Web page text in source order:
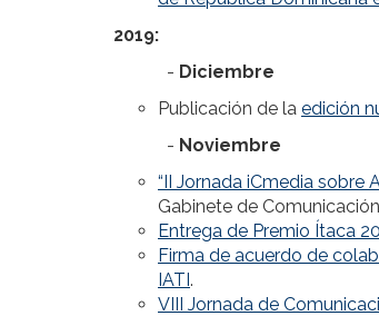
2019:
- Diciembre
Publicación de la edición
- Noviembre
“II Jornada iCmedia sobre
Gabinete de
Entrega de Premio Ítaca
Firma de acuerdo de
IATI.
VIII Jornada de